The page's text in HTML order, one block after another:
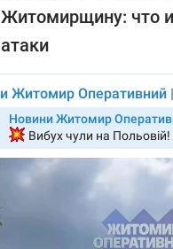
Житомирщину: что
атаки